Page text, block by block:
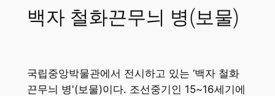
백자 철화끈무늬 병(보물)
국립중앙박물관에서 전시하고 있는 ‘백자 철화
끈무늬 병'(보물)이다. 조선중기인 15~16세기에